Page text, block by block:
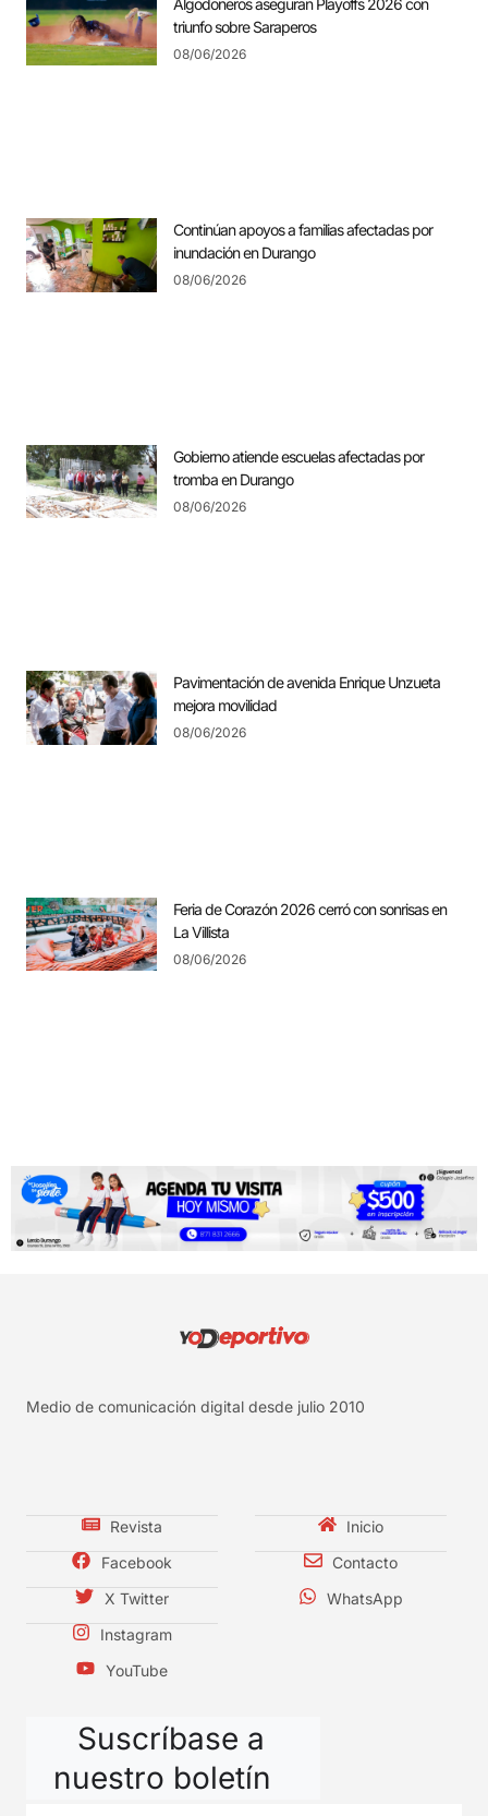
triunfo sobre Saraperos
08/06/2026
Continúan apoyos a familias afectadas por
inundación en Durango
08/06/2026
Gobierno atiende escuelas afectadas por
tromba en Durango
08/06/2026
Pavimentación de avenida Enrique Unzueta
mejora movilidad
08/06/2026
Feria de Corazón 2026 cerró con sonrisas en
La Villista
08/06/2026
Medio de comunicación digital desde julio 2010
Revista
Facebook
X Twitter
Instagram
YouTube
Inicio
Contacto
WhatsApp
Suscríbase a
nuestro boletín